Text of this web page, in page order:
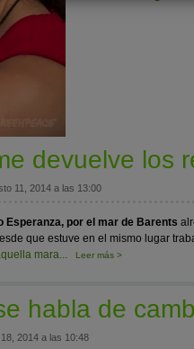
devuelve los
11, 2014 a las 13:00
Esperanza, por el mar de Barents
que estuve en el mismo lugar
mara... Leer más >
habla de
2014 a las 10:48